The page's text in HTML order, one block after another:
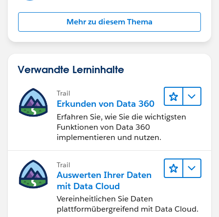
Mehr zu diesem Thema
Verwandte Lerninhalte
Trail
Erkunden von Data 360
Erfahren Sie, wie Sie die wichtigsten
Funktionen von Data 360
implementieren und nutzen.
Trail
Auswerten Ihrer Daten
mit Data Cloud
Vereinheitlichen Sie Daten
plattformübergreifend mit Data Cloud.